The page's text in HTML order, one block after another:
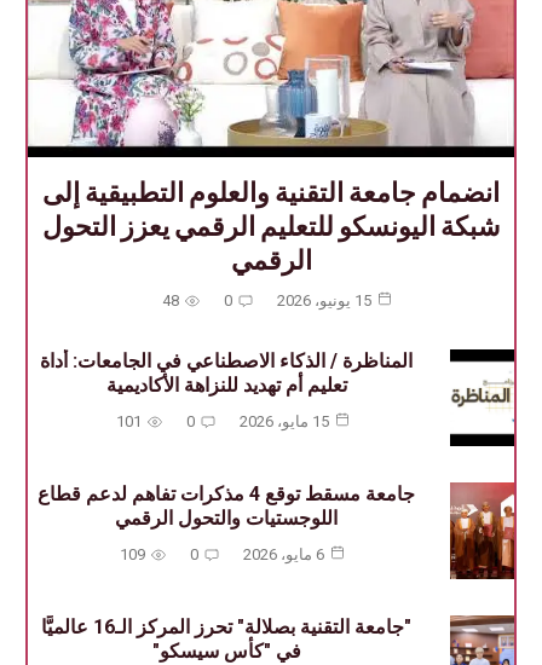
انضمام جامعة التقنية والعلوم التطبيقية إلى
شبكة اليونسكو للتعليم الرقمي يعزز التحول
الرقمي
15 يونيو، 2026 0
48
المناظرة / ‏الذكاء الاصطناعي في الجامعات: ‏أداة
تعليم أم تهديد للنزاهة الأكاديمية
15 مايو، 2026 0
101
جامعة مسقط توقع 4 مذكرات تفاهم لدعم قطاع
اللوجستيات والتحول الرقمي
6 مايو، 2026 0
109
"جامعة التقنية بصلالة" تحرز المركز الـ16 عالميًّا
في "كأس سيسكو"